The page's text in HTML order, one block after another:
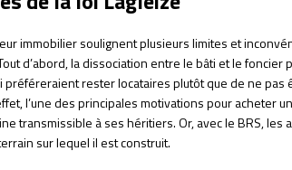
immobilier soulignent plusieurs limites et
d’abord, la dissociation entre le bâti et le foncier
préféreraient rester locataires plutôt que de ne pas
l’une des principales motivations pour acheter
transmissible à ses héritiers. Or, avec le BRS, les
sur lequel il est construit.